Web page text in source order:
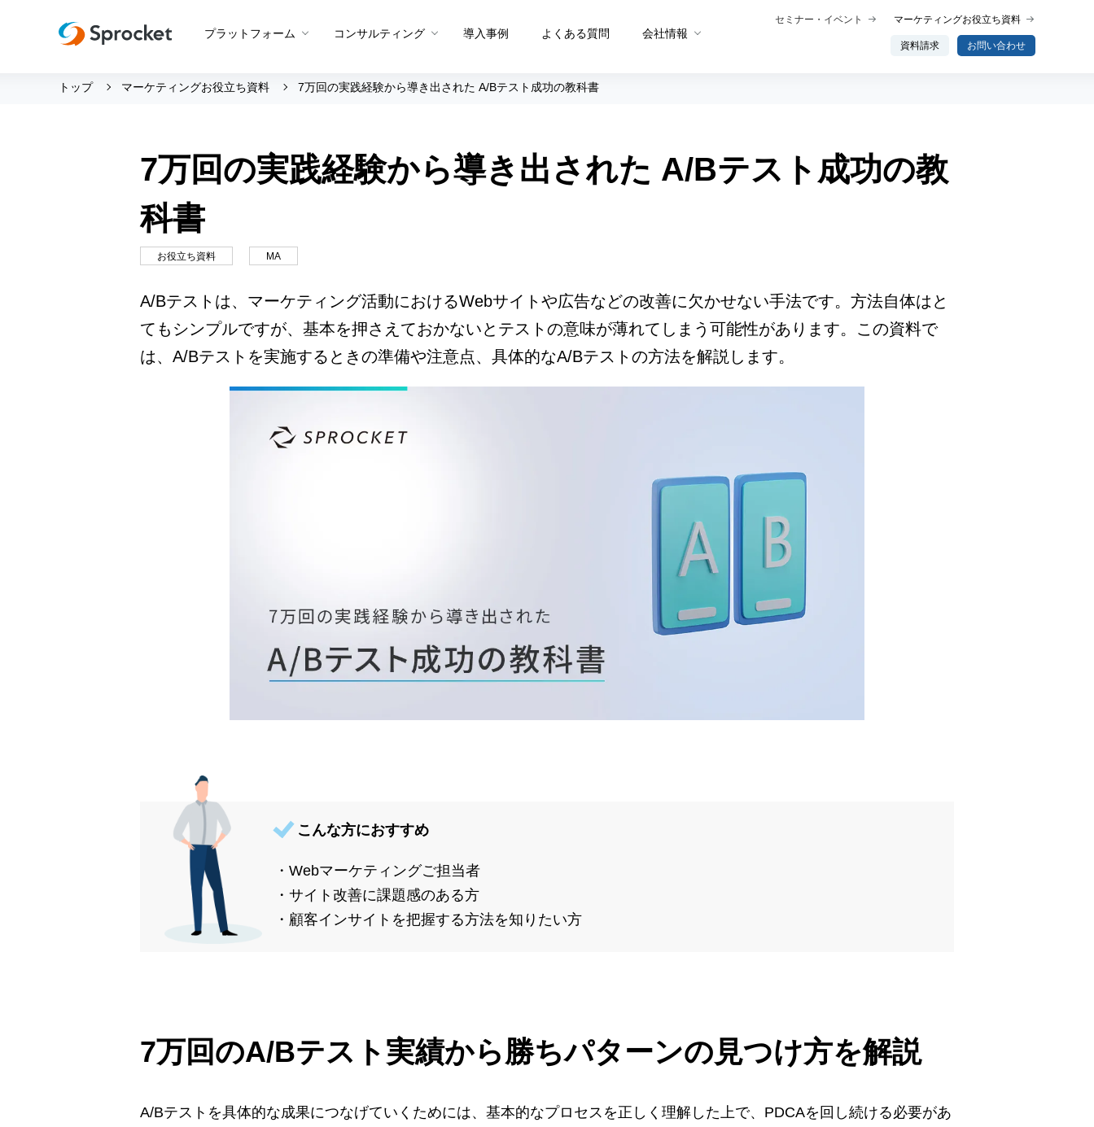
プラットフォーム
プロダクト概要
アンケート
A/Bテスト
メールマーケティング
LINE活用
プロダクト概要 プロダクト概要
ペルソナトーク
お問い合わせ分析
プロダクト概要
コンサルティング
運用支援 トップ
Beyond CROコンサルティング
サポートボット
メソッド トップ
メソッドを共有する仕組み
PDCAメソッド
ユーザー行動分析メソッド
Sprocket活用メソッド
導入事例 よくある質問 会社情報
会社情報 トップ
メンバー紹介
沿革
ロゴマーク
セミナー・イベント マーケティングお役立ち資料
資料請求 お問い合わせ
トップ マーケティングお役立ち資料 7万回の実践経験から導き出された A/Bテスト成功の教科書
7万回の実践経験から導き出された A/Bテスト成功の教
科書
お役立ち資料 MA
A/Bテストは、マーケティング活動におけるWebサイトや広告などの改善に欠かせない手法です。方法自体はと
てもシンプルですが、基本を押さえておかないとテストの意味が薄れてしまう可能性があります。この資料で
は、A/Bテストを実施するときの準備や注意点、具体的なA/Bテストの方法を解説します。
こんな方におすすめ
・Webマーケティングご担当者
・サイト改善に課題感のある方
・顧客インサイトを把握する方法を知りたい方
7万回のA/Bテスト実績から勝ちパターンの見つけ方を解説
A/Bテストを具体的な成果につなげていくためには、基本的なプロセスを正しく理解した上で、PDCAを回し続ける必要があ